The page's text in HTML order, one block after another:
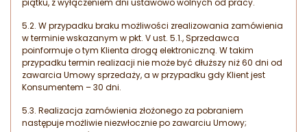
piątku, z wyłączeniem dni ustawowo wolnych od pracy.
5.2. W przypadku braku możliwości zrealizowania zamówienia
w terminie wskazanym w pkt. V ust. 5.1., Sprzedawca
poinformuje o tym Klienta drogą elektroniczną. W takim
przypadku termin realizacji nie może być dłuższy niż 60 dni od
zawarcia Umowy sprzedaży, a w przypadku gdy Klient jest
Konsumentem – 30 dni.
5.3. Realizacja zamówienia złożonego za pobraniem
następuje możliwie niezwłocznie po zawarciu Umowy;